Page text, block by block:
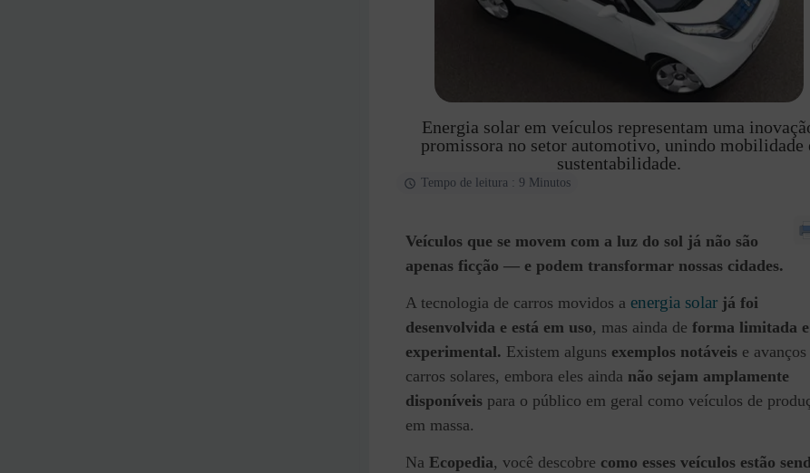
Energia solar em veículos representam uma
promissora no setor automotivo, unindo mobilidade
sustentabilidade.
Tempo de leitura : 9 Minutos
Veículos que se movem com a luz do sol já não são
apenas ficção — e podem transformar nossas cidades.
A tecnologia de carros movidos a energia solar já foi
desenvolvida e está em uso, mas ainda de forma limitada e
experimental. Existem alguns exemplos notáveis e avanços
carros solares, embora eles ainda não sejam amplamente
disponíveis para o público em geral como veículos de
em massa.
Na Ecopedia, você descobre como esses veículos estão